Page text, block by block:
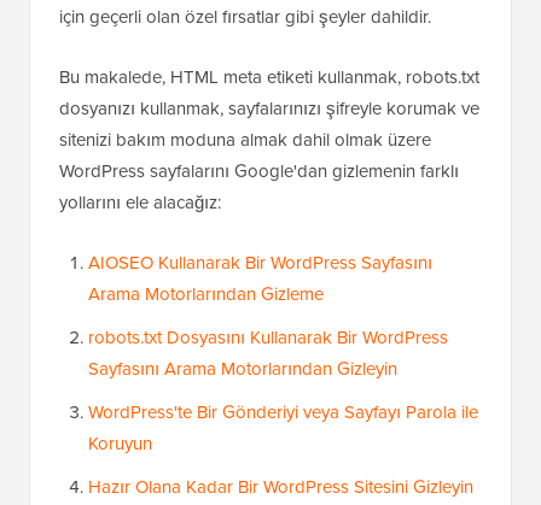
için geçerli olan özel fırsatlar gibi şeyler dahildir.
Bu makalede, HTML meta etiketi kullanmak, robots.txt
dosyanızı kullanmak, sayfalarınızı şifreyle korumak ve
sitenizi bakım moduna almak dahil olmak üzere
WordPress sayfalarını Google'dan gizlemenin farklı
yollarını ele alacağız:
AIOSEO Kullanarak Bir WordPress Sayfasını
Arama Motorlarından Gizleme
robots.txt Dosyasını Kullanarak Bir WordPress
Sayfasını Arama Motorlarından Gizleyin
WordPress'te Bir Gönderiyi veya Sayfayı Parola ile
Koruyun
Hazır Olana Kadar Bir WordPress Sitesini Gizleyin